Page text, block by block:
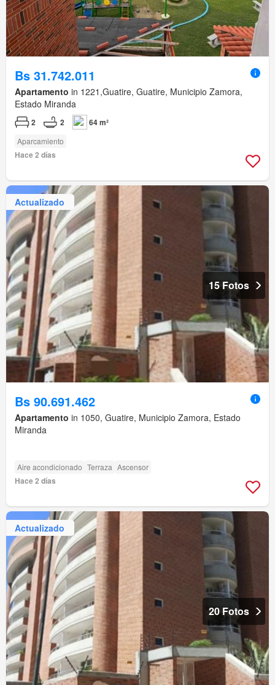
Bs 31.742.011
Apartamento in 1221,Guatire, Guatire, Municipio Zamora,
Estado Miranda
2 2 64 m²
Aparcamiento
Hace 2 días
Actualizado
15 Fotos
Bs 90.691.462
Apartamento in 1050, Guatire, Municipio Zamora, Estado
Miranda
Aire acondicionado Terraza Ascensor
Hace 2 días
Actualizado
20 Fotos